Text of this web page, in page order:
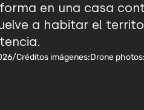
en una casa
a habitar el
/Créditos imágenes:Drone